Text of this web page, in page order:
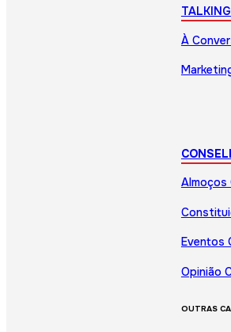
À
Almoços
Eventos
Opinião
OUTRAS